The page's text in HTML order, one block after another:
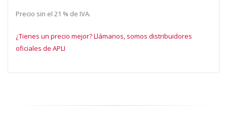
Precio sin el 21 % de IVA.
¿Tienes un precio mejor? Llámanos, somos distribuidores
oficiales de APLI